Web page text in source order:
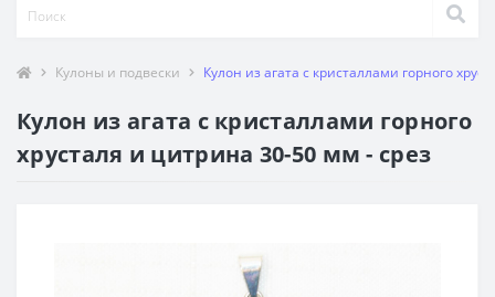
Кулоны и подвески Кулон из агата с кристаллами горного
Кулон из агата с кристаллами горного
хрусталя и цитрина 30-50 мм - срез